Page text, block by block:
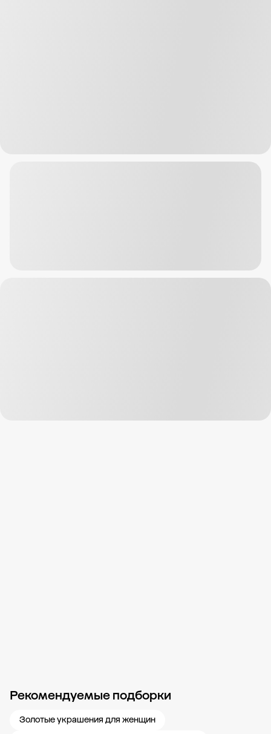
Рекомендуемые подборки
Золотые украшения для женщин
Новости компании Журнал ЗОЛОТОЙ Блог